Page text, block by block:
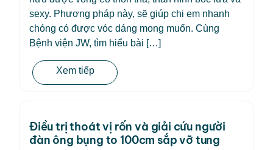
sexy. Phương pháp này, sẽ giúp chị em nhanh
chóng có được vóc dáng mong muốn. Cùng
Bệnh viện JW, tìm hiểu bài […]
Xem tiếp
Điều trị thoát vị rốn và giải cứu người
đàn ông bụng to 100cm sắp vỡ tung